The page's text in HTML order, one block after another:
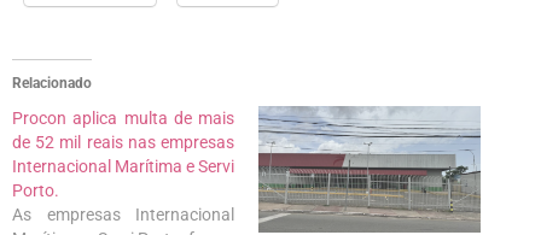
Relacionado
Procon aplica multa de mais
de 52 mil reais nas empresas
Internacional Marítima e Servi
Porto.
As empresas Internacional